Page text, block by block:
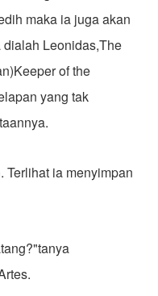
maka ia juga akan
Leonidas,The
of the
yang tak
Terlihat ia menyimpan